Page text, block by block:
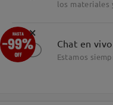
los materiales
Chat en
Estamos
×